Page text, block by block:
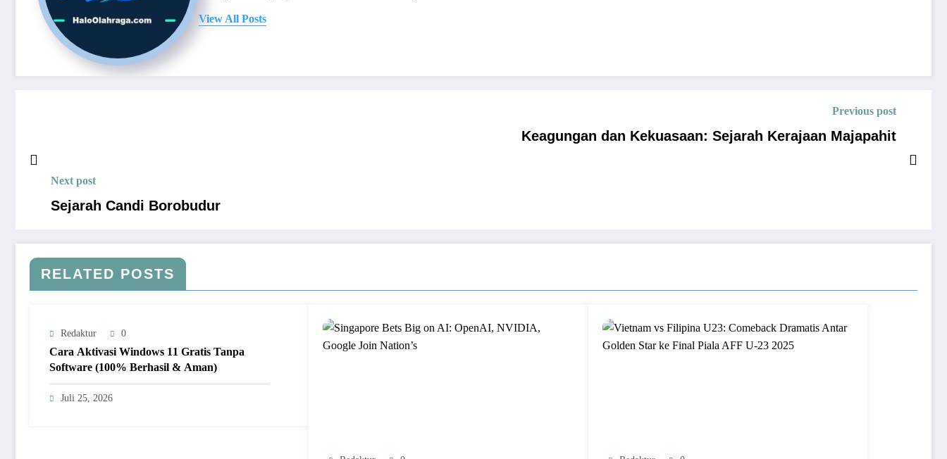
View All Posts
Previous post
Keagungan dan Kekuasaan: Sejarah Kerajaan Majapahit
Next post
Sejarah Candi Borobudur
RELATED POSTS
Redaktur 0
Cara Aktivasi Windows 11 Gratis Tanpa
Software (100% Berhasil & Aman)
Juli 25, 2026